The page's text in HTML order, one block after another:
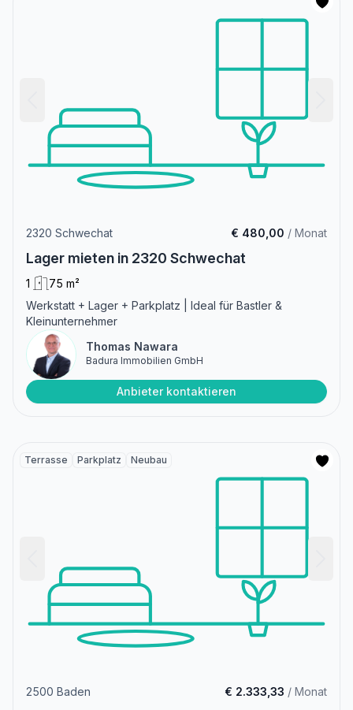
2320 Schwechat € 480,00 / Monat
Lager mieten in 2320 Schwechat
1
75 m²
Werkstatt + Lager + Parkplatz | Ideal für Bastler &
Kleinunternehmer
Thomas Nawara
Badura Immobilien GmbH
Anbieter kontaktieren
Terrasse Parkplatz Neubau
2500 Baden € 2.333,33 / Monat